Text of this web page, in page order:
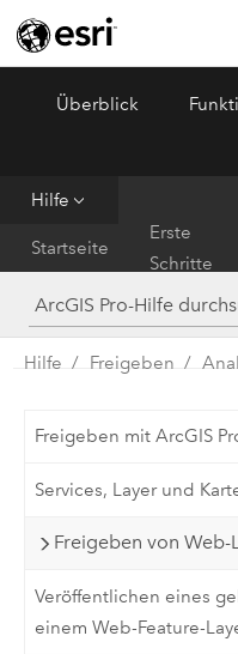
ArcGIS Pro
Überblick
Hilfe
Startseite
Erste
Schritte
Hilfe Freigeben
Freigeben mit ArcGIS
Services, Layer und
Freigeben von Web-
Veröffentlichen eines
einem Web-Feature-